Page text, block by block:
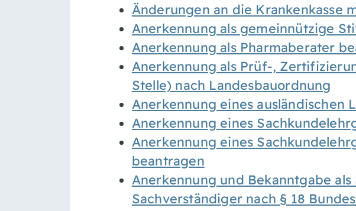
Änderungen an die Krankenkasse
Anerkennung als gemeinnützige
Anerkennung als Pharmaberater
Anerkennung als Prüf-,
Stelle) nach Landesbauordnung
Anerkennung eines ausländischen
Anerkennung eines
Anerkennung eines
beantragen
Anerkennung und Bekanntgabe
Sachverständiger nach § 18